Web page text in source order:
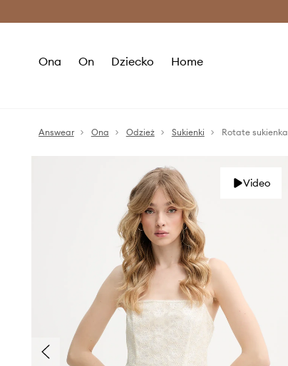
Ona On Dziecko Home
Answear Ona Odzież Sukienki Rotate sukienka
Video